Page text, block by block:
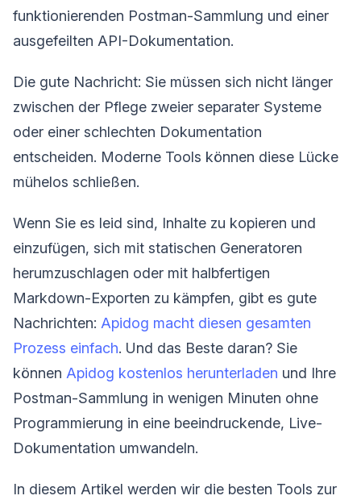
funktionierenden Postman-Sammlung und einer
ausgefeilten API-Dokumentation.
Die gute Nachricht: Sie müssen sich nicht länger
zwischen der Pflege zweier separater Systeme
oder einer schlechten Dokumentation
entscheiden. Moderne Tools können diese Lücke
mühelos schließen.
Wenn Sie es leid sind, Inhalte zu kopieren und
einzufügen, sich mit statischen Generatoren
herumzuschlagen oder mit halbfertigen
Markdown-Exporten zu kämpfen, gibt es gute
Nachrichten: Apidog macht diesen gesamten
Prozess einfach. Und das Beste daran? Sie
können Apidog kostenlos herunterladen und Ihre
Postman-Sammlung in wenigen Minuten ohne
Programmierung in eine beeindruckende, Live-
Dokumentation umwandeln.
In diesem Artikel werden wir die besten Tools zur